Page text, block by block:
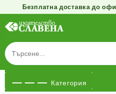
Безплатна доставка до
съдържанието
Категория